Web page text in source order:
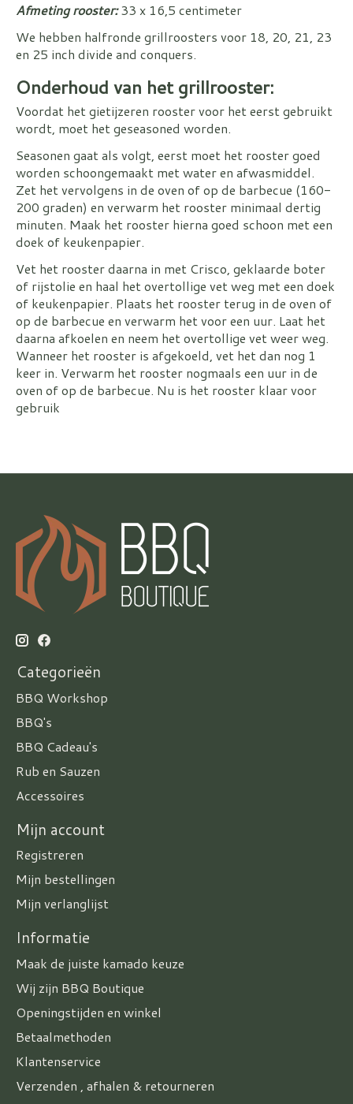
Afmeting rooster:33 x 16,5 centimeter
We hebben halfronde grillroosters voor 18, 20, 21, 23
en 25 inch divide and conquers.
Onderhoud van het grillrooster:
Voordat het gietijzeren rooster voor het eerst gebruikt
wordt, moet het geseasoned worden.
Seasonen gaat als volgt, eerst moet het rooster goed
worden schoongemaakt met water en afwasmiddel.
Zet het vervolgens in de oven of op de barbecue (160-
200 graden) en verwarm het rooster minimaal dertig
minuten. Maak het rooster hierna goed schoon met een
doek of keukenpapier.
Vet het rooster daarna in met Crisco, geklaarde boter
of rijstolie en haal het overtollige vet weg met een doek
of keukenpapier. Plaats het rooster terug in de oven of
op de barbecue en verwarm het voor een uur. Laat het
daarna afkoelen en neem het overtollige vet weer weg.
Wanneer het rooster is afgekoeld, vet het dan nog 1
keer in. Verwarm het rooster nogmaals een uur in de
oven of op de barbecue. Nu is het rooster klaar voor
gebruik
Categorieën
BBQ Workshop
BBQ's
BBQ Cadeau's
Rub en Sauzen
Accessoires
Mijn account
Registreren
Mijn bestellingen
Mijn verlanglijst
Informatie
Maak de juiste kamado keuze
Wij zijn BBQ Boutique
Openingstijden en winkel
Betaalmethoden
Klantenservice
Verzenden , afhalen & retourneren